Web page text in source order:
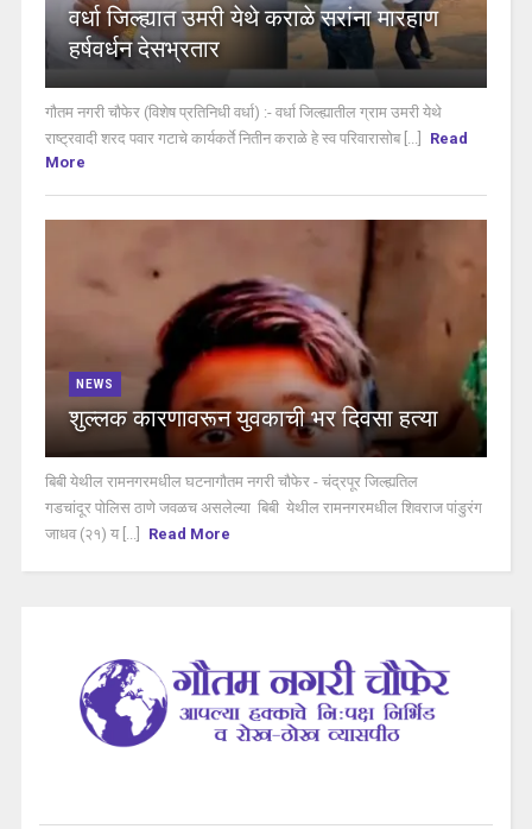
वर्धा जिल्ह्यात उमरी येथे कराळे सरांना मारहाण
हर्षवर्धन देसभ्रतार
गौतम नगरी चौफेर (विशेष प्रतिनिधी वर्धा) :- वर्धा जिल्ह्यातील ग्राम उमरी येथे
राष्ट्रवादी शरद पवार गटाचे कार्यकर्ते नितीन कराळे हे स्व परिवारासोब [...]
Read
More
NEWS
शुल्लक कारणावरून युवकाची भर दिवसा हत्या
बिबी येथील रामनगरमधील घटनागौतम नगरी चौफेर - चंद्रपूर जिल्ह्यतिल
गडचांदूर पोलिस ठाणे जवळच असलेल्या बिबी येथील रामनगरमधील शिवराज पांडुरंग
जाधव (२१) य [...]
Read More